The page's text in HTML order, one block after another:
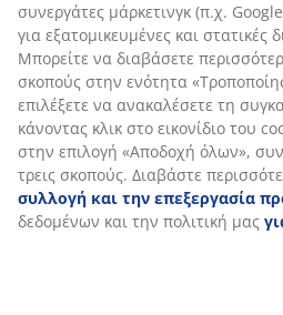
συνεργάτες μάρκετινγκ (π.χ.
για εξατομικευμένες και στατικές
Μπορείτε να διαβάσετε
σκοπούς στην ενότητα
επιλέξετε να ανακαλέσετε τη
κάνοντας κλικ στο εικονίδιο του
στην επιλογή «Αποδοχή όλων»,
τρεις σκοπούς. Διαβάστε
συλλογή και την επεξεργασία
δεδομένων και την πολιτική μας